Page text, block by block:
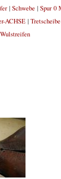
| Schwebe| Spur 0
ACHSE| Tretscheibe
Wulstreifen